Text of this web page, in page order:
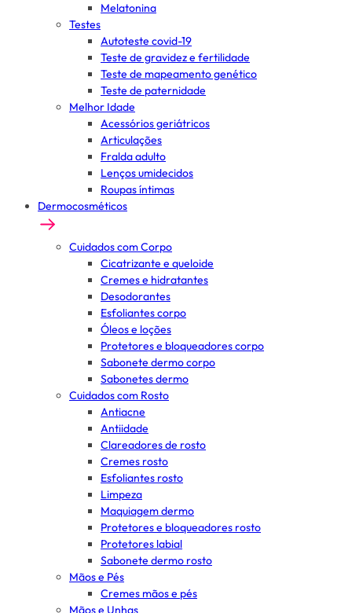
Melatonina
Testes
Autoteste covid-19
Teste de gravidez e fertilidade
Teste de mapeamento genético
Teste de paternidade
Melhor Idade
Acessórios geriátricos
Articulações
Fralda adulto
Lenços umidecidos
Roupas íntimas
Dermocosméticos
Cuidados com Corpo
Cicatrizante e queloide
Cremes e hidratantes
Desodorantes
Esfoliantes corpo
Óleos e loções
Protetores e bloqueadores corpo
Sabonete dermo corpo
Sabonetes dermo
Cuidados com Rosto
Antiacne
Antiidade
Clareadores de rosto
Cremes rosto
Esfoliantes rosto
Limpeza
Maquiagem dermo
Protetores e bloqueadores rosto
Protetores labial
Sabonete dermo rosto
Mãos e Pés
Cremes mãos e pés
Mãos e Unhas